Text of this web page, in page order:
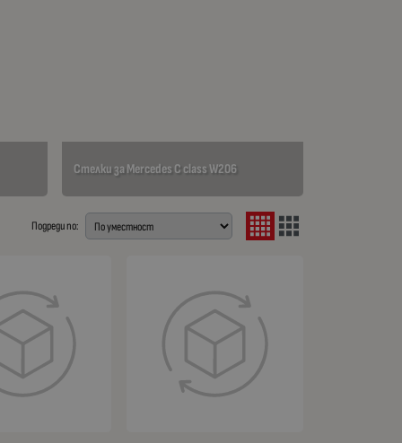
Стелки за Mercedes C class W206
Подреди по: